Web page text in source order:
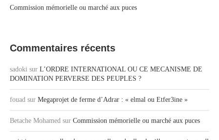
Commission mémorielle ou marché aux puces
Commentaires récents
sadoki sur L’ORDRE INTERNATIONAL OU CE MECANISME DE
DOMINATION PERVERSE DES PEUPLES ?
fouad sur Megaprojet de ferme d’Adrar : « elmal ou Etfer3ine »
Betache Mohamed sur Commission mémorielle ou marché aux puces